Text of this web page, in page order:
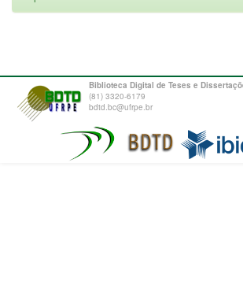
Biblioteca Digital de Teses e
(81) 3320-6179
bdtd.bc@ufrpe.br